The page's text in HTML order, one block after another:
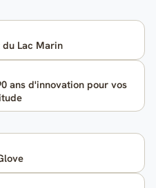
Lac Marin
ans d'innovation pour vos